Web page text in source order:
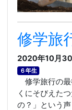
修学
2020年10月
６年生
修学旅行の最
くにそびえた
の？」という